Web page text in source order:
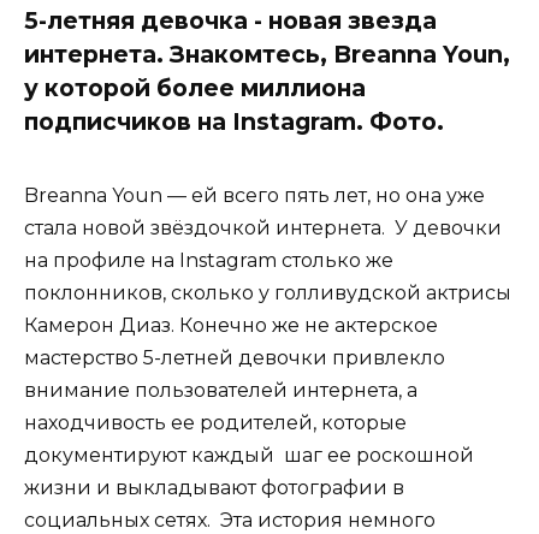
5-летняя девочка - новая звезда
интернета. Знакомтесь, Breanna Youn,
у которой более миллиона
подписчиков на Instagram. Фото.
Breanna Youn — ей всего пять лет, но она уже
стала новой звёздочкой интернета. У девочки
на профиле на Instagram столько же
поклонников, сколько у голливудской актрисы
Камерон Диаз. Конечно же не актерское
мастерство 5-летней девочки привлекло
внимание пользователей интернета, а
находчивость ее родителей, которые
документируют каждый шаг ее роскошной
жизни и выкладывают фотографии в
социальных сетях. Эта история немного